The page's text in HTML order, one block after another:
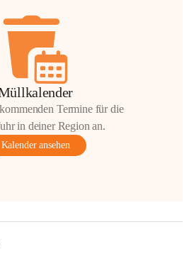
Termine für die
in deiner Region an.
Kalender ansehen